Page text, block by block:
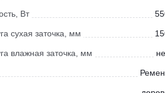
Вт
сухая заточка, мм
влажная заточка, мм